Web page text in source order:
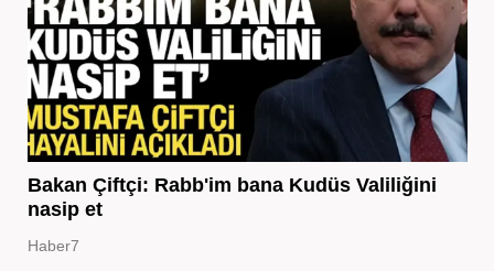
Bakan Çiftçi: Rabb'im bana Kudüs Valiliğini
nasip et
Haber7